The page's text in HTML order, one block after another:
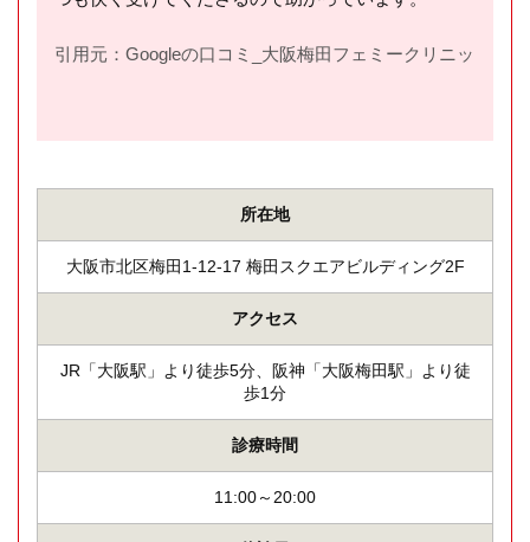
引用元：Googleの口コミ_大阪梅田フェミークリニック(
所在地
大阪市北区梅田1-12-17 梅田スクエアビルディング2F
アクセス
JR「大阪駅」より徒歩5分、阪神「大阪梅田駅」より徒
歩1分
診療時間
11:00～20:00